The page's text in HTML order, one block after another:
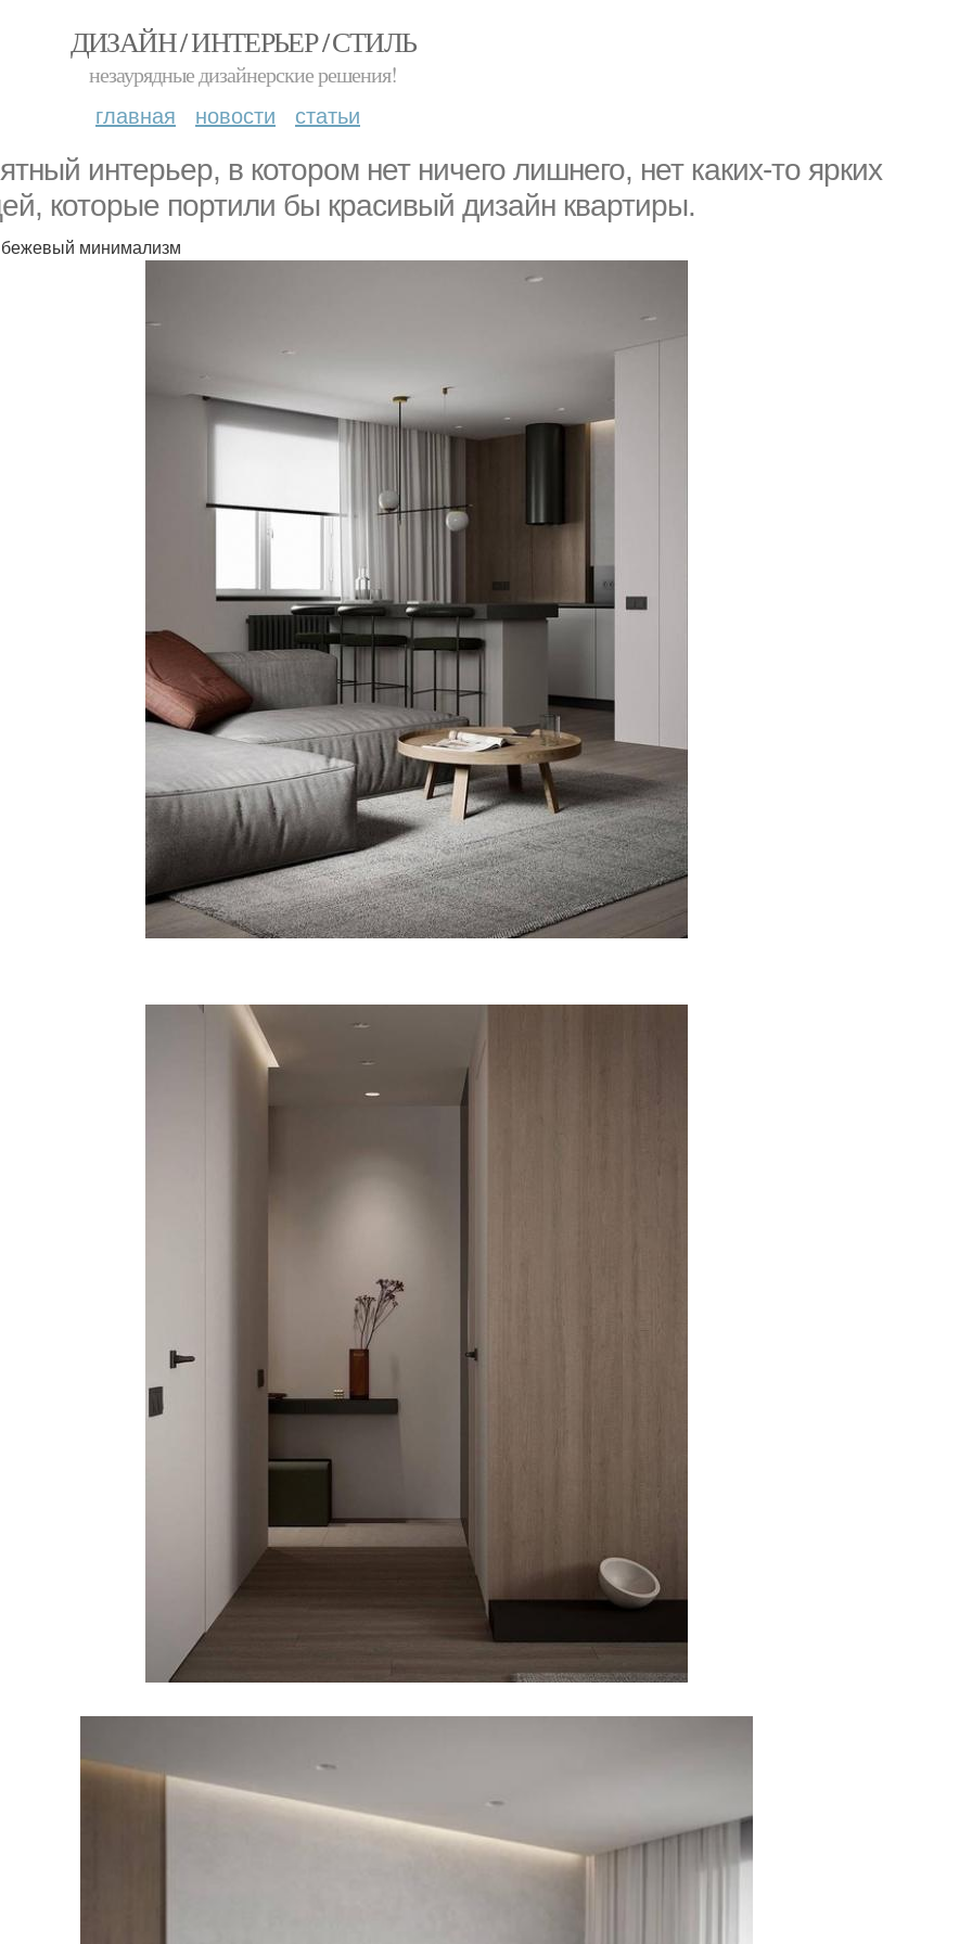
ДИЗАЙН / ИНТЕРЬЕР / СТИЛЬ
незаурядные дизайнерские решения!
главная новости статьи
интерьер, в котором нет ничего лишнего, нет каких-то ярких
которые портили бы красивый дизайн квартиры.
минимализм